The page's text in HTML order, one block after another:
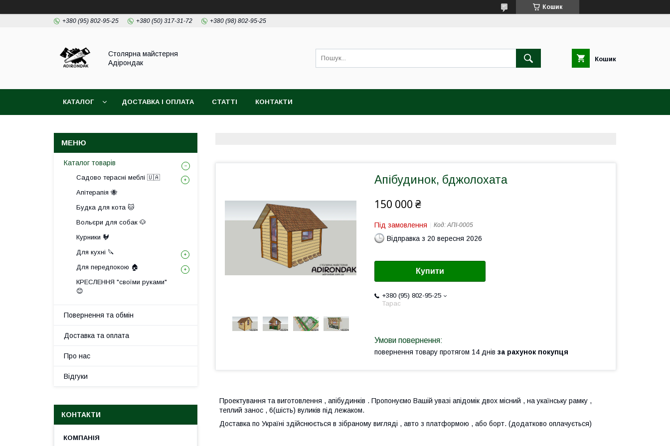
Кошик
+380 (95) 802-95-25 +380 (50) 317-31-72 +380 (98) 802-95-25
Столярна майстерня
Адірондак
Кошик
КАТАЛОГ ДОСТАВКА І ОПЛАТА СТАТТІ КОНТАКТИ
Апібудинок, бджолохата
150 000 ₴
Під замовлення Код:АПІ-0005
Відправка з 20 вересня 2026
Купити
+380 (95) 802-95-25
Тарас
повернення товару протягом 14 днів за рахунок покупця
Проектування та виготовлення , апібудинків . Пропонуємо Вашій увазі апідомік двох місний , на укаїнську рамку ,
теплий занос , 6(шість) вуликів під лежаком.
Доставка по Україні здійснюється в зібраному вигляді , авто з платформою , або борт. (додатково оплачується)
Каталог товарів
Садово терасні меблі 🇺🇦
Апітерапія 🐝
Будка для кота 🐱
Вольєри для собак 🐶
Курники 🐓
Для кухні 🔪
Для передпокою 🏠
КРЕСЛЕННЯ "своїми руками"
😊
Повернення та обмін
Доставка та оплата
Про нас
Відгуки
КОНТАКТИ